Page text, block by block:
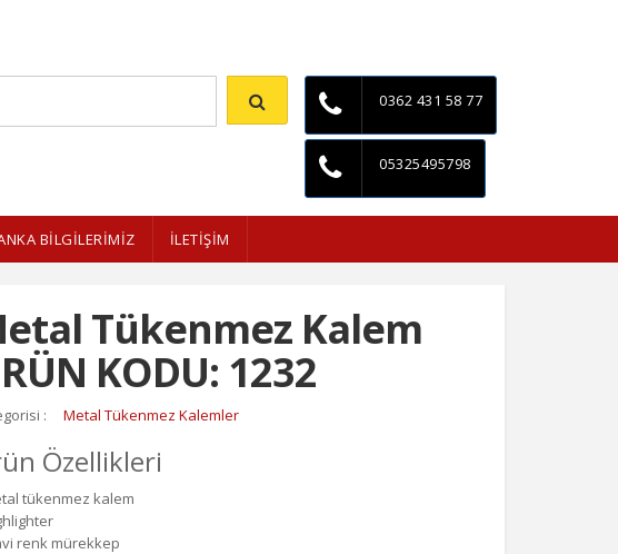
0362 431 58 77
05325495798
BİLGİLERİMİZ İLETİŞİM
Tükenmez Kalem
KODU: 1232
: Metal Tükenmez Kalemler
Özellikleri
tükenmez kalem
renk mürekkep